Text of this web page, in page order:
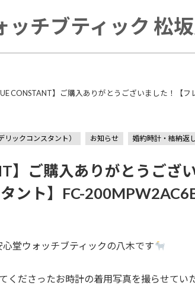
ッチブティック 松
CONSTANT】ご購入ありがとうございました！【フ
リックコンスタント） お知らせ 婚約時計・結納返
】ご購入ありがとうござ
ント】FC-
堂ウォッチブティックの八木です
くださったお時計の着用写真を撮らせてい